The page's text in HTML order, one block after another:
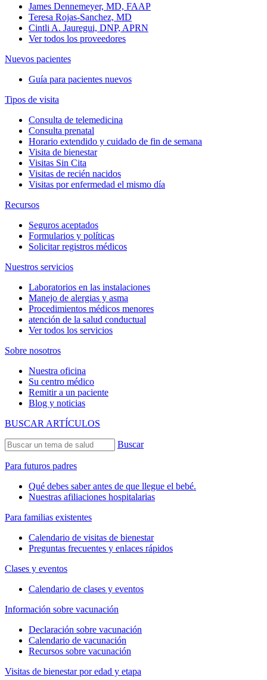
James Dennemeyer, MD, FAAP
Teresa Rojas-Sanchez, MD
Cintli A. Jauregui, DNP, APRN
Ver todos los proveedores
Nuevos pacientes
Guía para pacientes nuevos
Tipos de visita
Consulta de telemedicina
Consulta prenatal
Horario extendido y cuidado de fin de semana
Visita de bienestar
Visitas Sin Cita
Visitas de recién nacidos
Visitas por enfermedad el mismo día
Recursos
Seguros aceptados
Formularios y políticas
Solicitar registros médicos
Nuestros servicios
Laboratorios en las instalaciones
Manejo de alergias y asma
Procedimientos médicos menores
atención de la salud conductual
Ver todos los servicios
Sobre nosotros
Nuestra oficina
Su centro médico
Remitir a un paciente
Blog y noticias
BUSCAR ARTÍCULOS
Buscar
Para futuros padres
Qué debes saber antes de que llegue el bebé.
Nuestras afiliaciones hospitalarias
Para familias existentes
Calendario de visitas de bienestar
Preguntas frecuentes y enlaces rápidos
Clases y eventos
Calendario de clases y eventos
Información sobre vacunación
Declaración sobre vacunación
Calendario de vacunación
Recursos sobre vacunación
Visitas de bienestar por edad y etapa